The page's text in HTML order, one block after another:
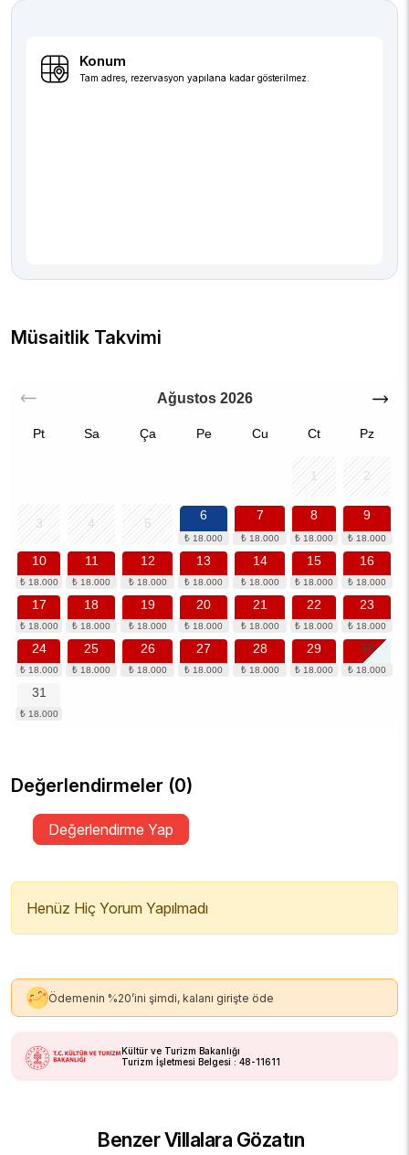
Konum
Tam adres, rezervasyon yapılana kadar gösterilmez.
Müsaitlik Takvimi
Ağustos 2026
Pt Sa Ça Pe Cu Ct Pz
1 2
3 4 5
6 7 8 9
10 11 12 13 14 15 16
17 18 19 20 21 22 23
24 25 26 27 28 29 30
31
Değerlendirmeler (0)
Değerlendirme Yap
Henüz Hiç Yorum Yapılmadı
Ödemenin %20’ini şimdi, kalanı girişte öde
Kültür ve Turizm Bakanlığı
Turizm İşletmesi Belgesi : 48-11611
Benzer Villalara Gözatın